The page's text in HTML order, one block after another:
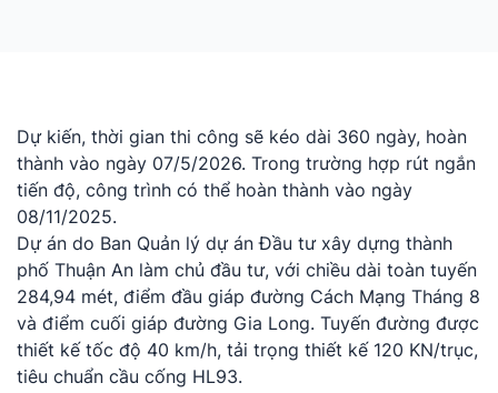
Dự kiến, thời gian thi công sẽ kéo dài 360 ngày, hoàn
thành vào ngày 07/5/2026. Trong trường hợp rút ngắn
tiến độ, công trình có thể hoàn thành vào ngày
08/11/2025.
Dự án do Ban Quản lý dự án Đầu tư xây dựng thành
phố Thuận An làm chủ đầu tư, với chiều dài toàn tuyến
284,94 mét, điểm đầu giáp đường Cách Mạng Tháng 8
và điểm cuối giáp đường Gia Long. Tuyến đường được
thiết kế tốc độ 40 km/h, tải trọng thiết kế 120 KN/trục,
tiêu chuẩn cầu cống HL93.